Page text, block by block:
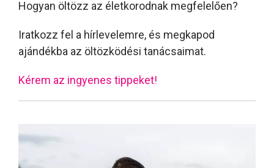
Hogyan öltözz az életkorodnak megfelelően?
Iratkozz fel a hírlevelemre, és megkapod
ajándékba az öltözködési tanácsaimat.
Kérem az ingyenes tippeket!